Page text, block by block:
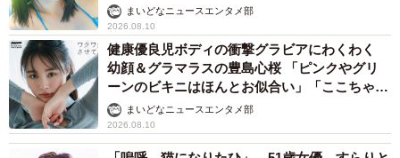
まいどなニュースエンタメ部
2026.08.10
健康優良児ボディの衝撃グラビアにわくわく
幼顔＆グラマラスの豊島心桜 「ピンクやグリ
ーンのビキニはほんとお似合い」「ここちゃん
天使 また可愛くなった」
まいどなニュースエンタメ部
2026.08.10